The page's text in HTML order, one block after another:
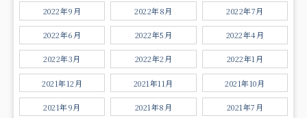
2022年9月 2022年8月 2022年7月
2022年6月 2022年5月 2022年4月
2022年3月 2022年2月 2022年1月
2021年12月 2021年11月 2021年10月
2021年9月 2021年8月 2021年7月